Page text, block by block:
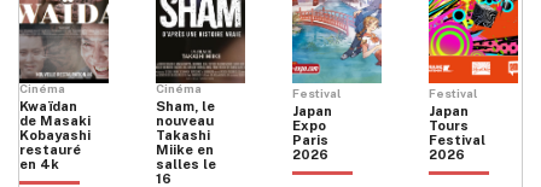
Cinéma
Kwaïdan
de Masaki
Kobayashi
restauré
en 4k
Cinéma
Sham, le
nouveau
Takashi
Miike en
salles le
16
Festival
Japan
Expo
Paris
2026
Festival
Japan
Tours
Festival
2026